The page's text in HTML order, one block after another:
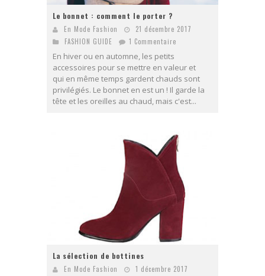
Le bonnet : comment le porter ?
En Mode Fashion
21 décembre 2017
FASHION GUIDE
1 Commentaire
En hiver ou en automne, les petits
accessoires pour se mettre en valeur et
qui en même temps gardent chauds sont
privilégiés. Le bonnet en est un ! Il garde la
tête et les oreilles au chaud, mais c'est...
La sélection de bottines
En Mode Fashion
1 décembre 2017